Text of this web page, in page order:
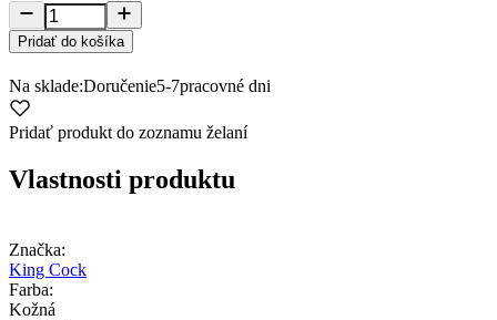
Pridať do košíka
Na sklade:Doručenie5-7pracovné dni
Pridať produkt do zoznamu želaní
Vlastnosti produktu
Značka:
King Cock
Farba:
Kožná